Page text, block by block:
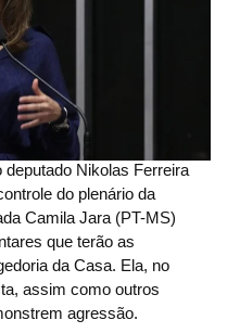
Nikolas Ferreira
do plenário da
Camila Jara (PT-MS)
que terão as
da Casa. Ela, no
assim como outros
agressão.